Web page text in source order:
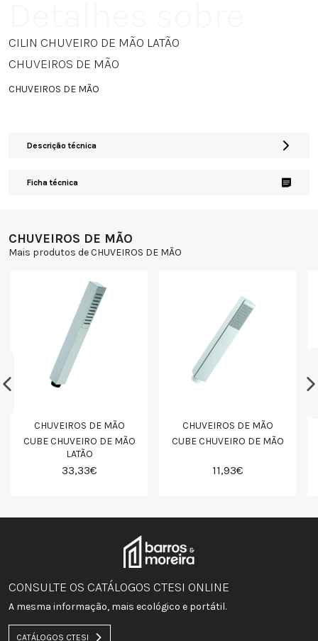
CILIN CHUVEIRO DE MÃO LATÃO
CHUVEIROS DE MÃO
CHUVEIROS DE MÃO
Descrição técnica
Ficha técnica
CHUVEIROS DE MÃO
Mais produtos de CHUVEIROS DE MÃO
CHUVEIROS DE MÃO
CUBE CHUVEIRO DE MÃO
LATÃO
33,33€
CHUVEIROS DE MÃO
CUBE CHUVEIRO DE MÃO
11,93€
CONSULTE OS CATÁLOGOS CTESI ONLINE
A mesma informação, mais ecológico e portátil.
CATÁLOGOS CTESI